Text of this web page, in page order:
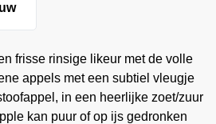
frisse rinsige likeur met de volle
appels met een subtiel vleugje
in een heerlijke zoet/zuur
kan puur of op ijs gedronken